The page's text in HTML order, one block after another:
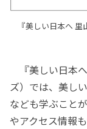
『美しい日本へ
『美しい日本
ズ）では、美し
なども学ぶこと
やアクセス情報